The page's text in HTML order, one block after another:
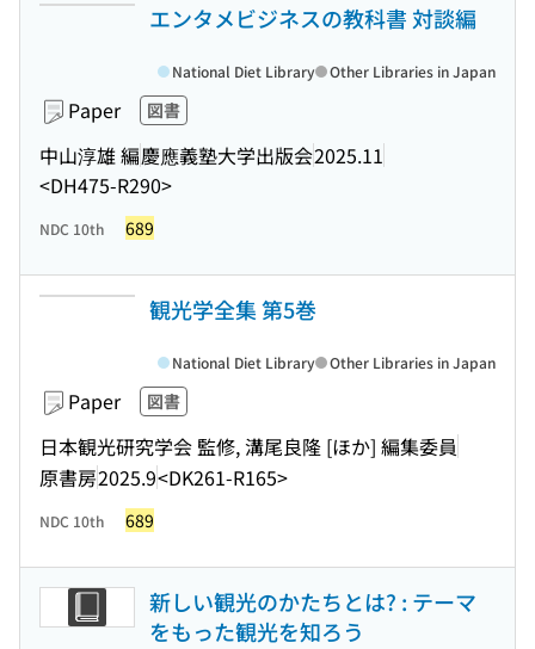
エンタメビジネスの教科書 対談編
Paper 図書
中山淳雄 編慶應義塾大学出版会2025.11
<DH475-R290>
National Diet Library Other Libraries in Japan
NDC 10th 689
観光学全集 第5巻
Paper 図書
日本観光研究学会 監修, 溝尾良隆 [ほか] 編集委員
原書房2025.9<DK261-R165>
National Diet Library Other Libraries in Japan
NDC 10th 689
新しい観光のかたちとは? : テーマ
をもった観光を知ろう